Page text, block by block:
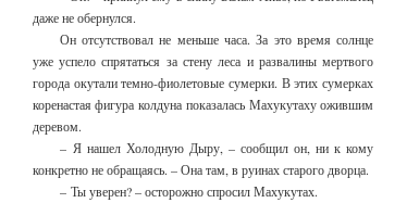
даже не обернулся.
Он отсутствовал не меньше часа. За это время солнце
уже успело спрятаться за стену леса и развалины мертвого
города окутали темно-фиолетовые сумерки. В этих сумерках
коренастая фигура колдуна показалась Махукутаху ожившим
деревом.
– Я нашел Холодную Дыру, – сообщил он, ни к кому
конкретно не обращаясь. – Она там, в руинах старого дворца.
– Ты уверен? – осторожно спросил Махукутах.